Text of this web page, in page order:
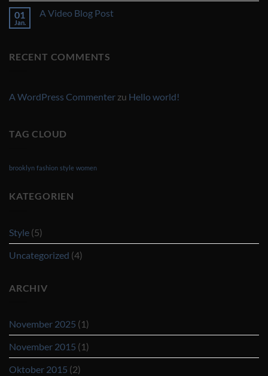
with
A
Gallery
A
01
Jan.
A Video Blog Post
Video
RECENT COMMENTS
A WordPress Commenter zu Hello world!
TAG CLOUD
brooklyn fashion style women
KATEGORIEN
Style (5)
Uncategorized (4)
ARCHIV
November 2025 (1)
November 2015 (1)
Oktober 2015 (2)